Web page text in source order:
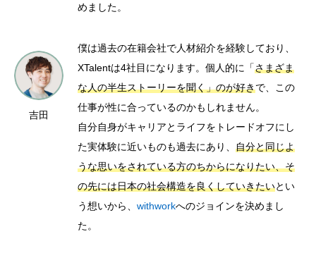
めました。
吉田
僕は過去の在籍会社で人材紹介を経験しており、
XTalentは4社目になります。個人的に「さまざま
な人の半生ストーリーを聞く」のが好きで、この
仕事が性に合っているのかもしれません。
自分自身がキャリアとライフをトレードオフにし
た実体験に近いものも過去にあり、 自分と同じよ
うな思いをされている方のちからになりたい、そ
の先には日本の社会構造を良くしていきたいとい
う想いから、 withworkへのジョインを決めまし
た。